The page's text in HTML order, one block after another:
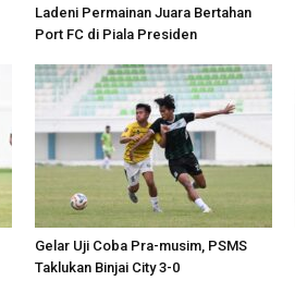
Ladeni Permainan Juara Bertahan
Port FC di Piala Presiden
Gelar Uji Coba Pra-musim, PSMS
Taklukan Binjai City 3-0